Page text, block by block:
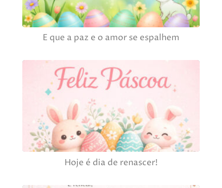
E que a paz e o amor se espalhem
Hoje é dia de renascer!